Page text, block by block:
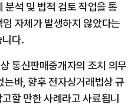
분석 및 법적 검토 작업을 통
자체가 발생하지 않았다는
니다.
통신판매중개자의 조치 의무
바, 향후 전자상거래법상 규
할 만한 사례라고 사료됩니